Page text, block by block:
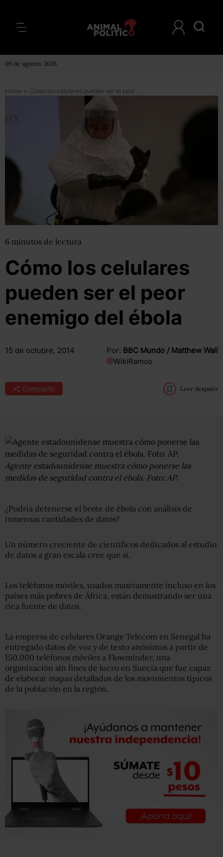
09 de agosto, 2026
Home > Cómo los celulares pueden ser el peor enemigo del ébola
6 minutos de lectura
Cómo los celulares
pueden ser el peor
enemigo del ébola
15 de octubre, 2014 Por: BBC Mundo / Matthew Wall
@WikiRamos
Compartir Leer después
Agente estadounidense muestra cómo ponerse las
medidas de seguridad contra el ébola. Foto: AP.
¿Podría detenerse el brote de ébola con análisis de
inmensas cantidades de datos?
Un número creciente de científicos dedicados al estudio
de datos a gran escala cree que sí.
Los teléfonos móviles, usados masivamente incluso en los
países más pobres de África, están demostrando ser una
rica fuente de datos.
La empresa de celulares Orange Telecom en Senegal ha
entregado datos de voz y de texto anónimos a partir de
150.000 teléfonos móviles a Flowminder, una
organización sin fines de lucro en Suecia que fue capaz
de elaborar mapas detallados de los movimientos típicos
de la población en la región.